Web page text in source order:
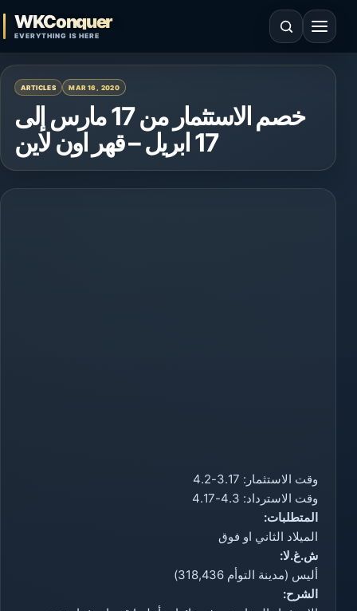
WKConquer
EVERYTHING IS HERE
Open search Open
ARTICLES MAR 16, 2020
خصم الاستثمار من 17 مارس إلى
17 ابريل – قهر اون لاين
وقت الاستثمار: 3.17-4.2
وقت الاسترداد: 4.3-4.17
المتطلبات:
الميلاد الثاني او فوق
ش.غ.لا:
أليس (مدينة التوأم 318,436)
الشرح: